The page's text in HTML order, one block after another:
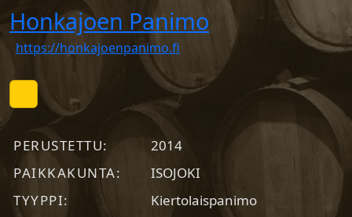
Honkajoen Panimo
https://honkajoenpanimo.fi
PERUSTETTU
2014
PAIKKAKUNTA
ISOJOKI
TYYPPI
Kiertolaispanimo